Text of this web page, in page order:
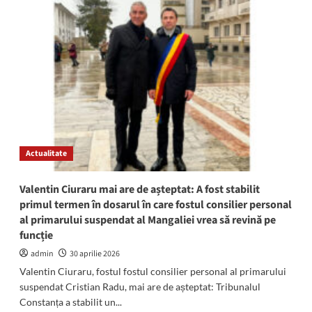
Judecătorii
Tribunalului
Constanța,
decizie
de
ultimă
oră
în
care
Alina
Dan
revenirea
pe
funcție.
NU
definitivă
Actualitate
Valentin Ciuraru mai are de așteptat: A fost stabilit
primul termen în dosarul în care fostul consilier personal
al primarului suspendat al Mangaliei vrea să revină pe
funcție
admin
30 aprilie 2026
Valentin Ciuraru, fostul fostul consilier personal al primarului
suspendat Cristian Radu, mai are de așteptat: Tribunalul
Constanța a stabilit un...